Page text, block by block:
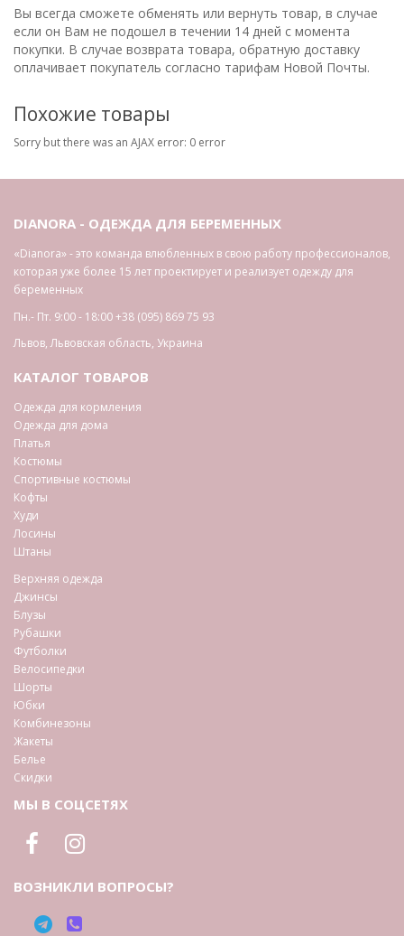
Вы всегда сможете обменять или вернуть товар, в случае
если он Вам не подошел в течении 14 дней с момента
покупки. В случае возврата товара, обратную доставку
оплачивает покупатель согласно тарифам Новой Почты.
Похожие товары
Sorry but there was an AJAX error: 0 error
DIANORA - ОДЕЖДА ДЛЯ БЕРЕМЕННЫХ
«Dianora» - это команда влюбленных в свою работу профессионалов,
которая уже более 15 лет проектирует и реализует одежду для
беременных
Пн.- Пт. 9:00 - 18:00+38 (095) 869 75 93
Львов,Львовская область, Украина
КАТАЛОГ ТОВАРОВ
Одежда для кормления
Одежда для дома
Платья
Костюмы
Спортивные костюмы
Кофты
Худи
Лосины
Штаны
Верхняя одежда
Джинсы
Блузы
Рубашки
Футболки
Велосипедки
Шорты
Юбки
Комбинезоны
Жакеты
Белье
Скидки
МЫ В СОЦСЕТЯХ
ВОЗНИКЛИ ВОПРОСЫ?